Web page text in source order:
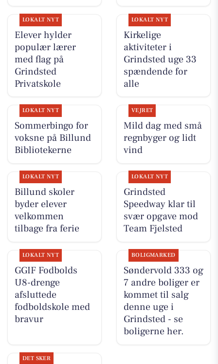
LOKALT NYT
Elever hylder
populær lærer
med flag på
Grindsted
Privatskole
LOKALT NYT
Kirkelige
aktiviteter i
Grindsted uge 33
spændende for
alle
LOKALT NYT
Sommerbingo for
voksne på Billund
Bibliotekerne
VEJRET
Mild dag med små
regnbyger og lidt
vind
LOKALT NYT
Billund skoler
byder elever
velkommen
tilbage fra ferie
LOKALT NYT
Grindsted
Speedway klar til
svær opgave mod
Team Fjelsted
LOKALT NYT
GGIF Fodbolds
U8-drenge
afsluttede
fodboldskole med
bravur
BOLIGMARKED
Søndervold 333 og
7 andre boliger er
kommet til salg
denne uge i
Grindsted - se
boligerne her.
DET SKER